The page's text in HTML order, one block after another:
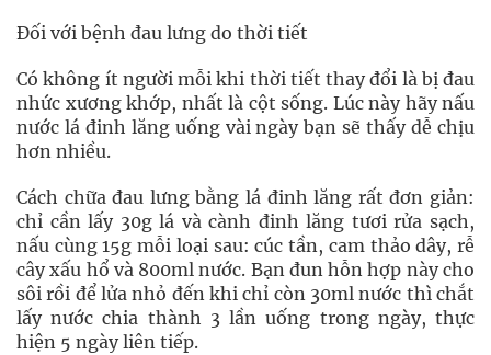
Đối với bệnh đau lưng do thời tiết
Có không ít người mỗi khi thời tiết thay đổi là bị đau
nhức xương khớp, nhất là cột sống. Lúc này hãy nấu
nước lá đinh lăng uống vài ngày bạn sẽ thấy dễ chịu
hơn nhiều.
Cách chữa đau lưng bằng lá đinh lăng rất đơn giản:
chỉ cần lấy 30g lá và cành đinh lăng tươi rửa sạch,
nấu cùng 15g mỗi loại sau: cúc tần, cam thảo dây, rễ
cây xấu hổ và 800ml nước. Bạn đun hỗn hợp này cho
sôi rồi để lửa nhỏ đến khi chỉ còn 30ml nước thì chắt
lấy nước chia thành 3 lần uống trong ngày, thực
hiện 5 ngày liên tiếp.